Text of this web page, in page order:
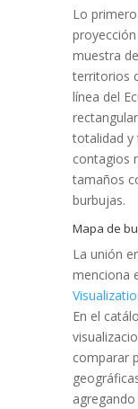
Lo
muestra
territorios
línea del
totalidad y
contagios
tamaños
burbujas.
Mapa de
La unión
menciona
En el
comparar